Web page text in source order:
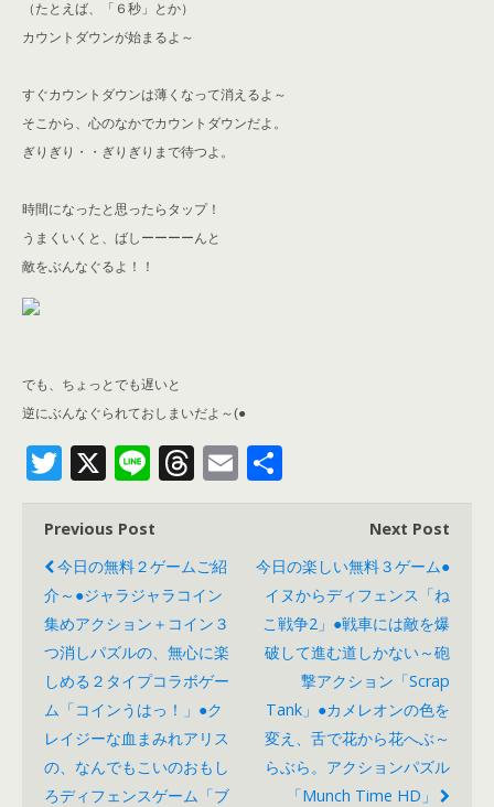
（たとえば、「６秒」とか）
カウントダウンが始まるよ～
すぐカウントダウンは薄くなって消えるよ～
そこから、心のなかでカウントダウンだよ。
ぎりぎり・・ぎりぎりまで待つよ。
時間になったと思ったらタップ！
うまくいくと、ばしーーーーんと
敵をぶんなぐるよ！！
でも、ちょっとでも遅いと
逆にぶんなぐられておしまいだよ～(●
T
tt
er
X
Li
e
T
a
d
s
E
Previous Post
今日の無料２ゲームご紹
介～●ジャラジャラコイン
集めアクション＋コイン３
つ消しパズルの、無心に楽
しめる２タイプコラボゲー
ム「コインうはっ！」●ク
レイジーな血まみれアリス
の、なんでもこいのおもし
ろディフェンスゲーム「ブ
Next Post
今日の楽しい無料３ゲーム●
イヌからディフェンス「ね
こ戦争2」●戦車には敵を爆
破して進む道しかない～砲
撃アクション「Scrap
Tank」●カメレオンの色を
変え、舌で花から花へぶ～
らぶら。アクションパズル
「Munch Time HD」